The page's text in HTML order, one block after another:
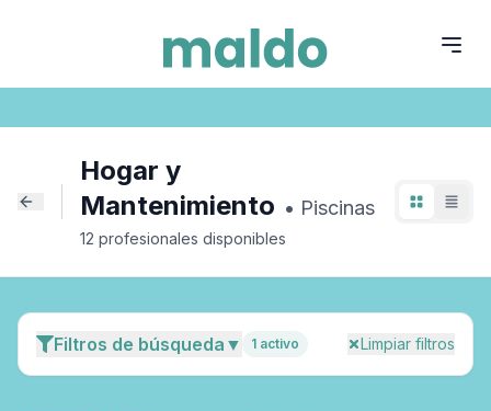
Piscinas
Hogar y
Mantenimiento • Piscinas
12 profesionales disponibles
Filtros de búsqueda ▼ 1 activo Limpiar filtros